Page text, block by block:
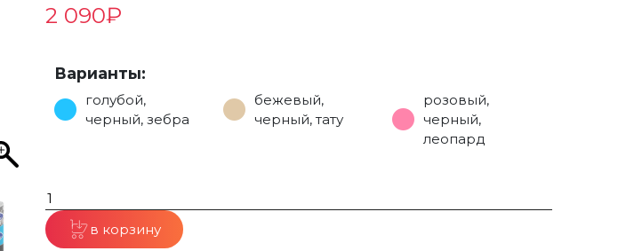
2 090₽
Варианты:
голубой,
черный, зебра
бежевый,
черный, тату
розовый,
черный,
леопард
в корзину